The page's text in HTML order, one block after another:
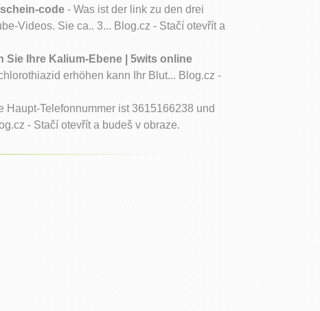
code - Was ist der link zu den drei
Videos. Sie ca.. 3... Blog.cz - Stačí otevřít a
Ihre Kalium-Ebene | 5wits online
erhöhen kann Ihr Blut... Blog.cz -
Haupt-Telefonnummer ist 3615166238 und
- Stačí otevřít a budeš v obraze.